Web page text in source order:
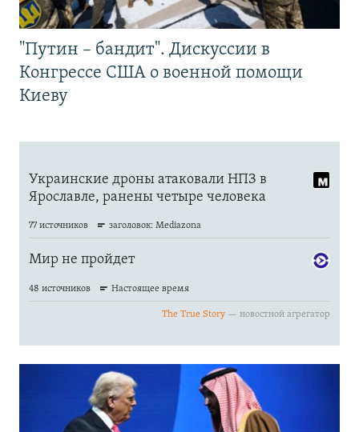
"Путин – бандит". Дискуссии в
Конгрессе США о военной помощи
Киеву